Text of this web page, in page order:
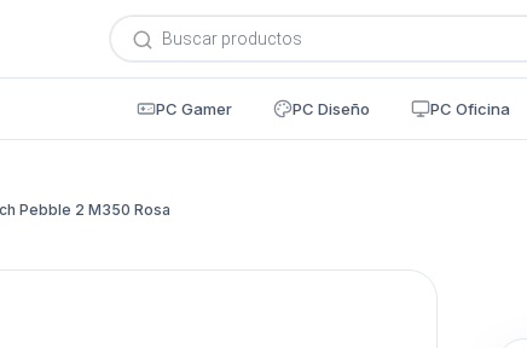
Búsqueda
de
productos
PC Gamer PC Diseño PC Oficina
Pebble 2 M350 Rosa